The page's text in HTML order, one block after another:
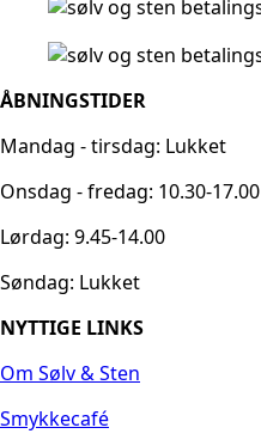
ÅBNINGSTIDER
Mandag - tirsdag: Lukket
Onsdag - fredag: 10.30-17.00
Lørdag: 9.45-14.00
Søndag: Lukket
NYTTIGE LINKS
Om Sølv & Sten
Smykkecafé